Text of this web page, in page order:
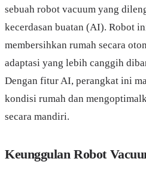
sebuah robot vacuum yang
kecerdasan buatan (AI). Robot
membersihkan rumah secara
adaptasi yang lebih canggih
Dengan fitur AI, perangkat ini
kondisi rumah dan
secara mandiri.
Keunggulan Robot